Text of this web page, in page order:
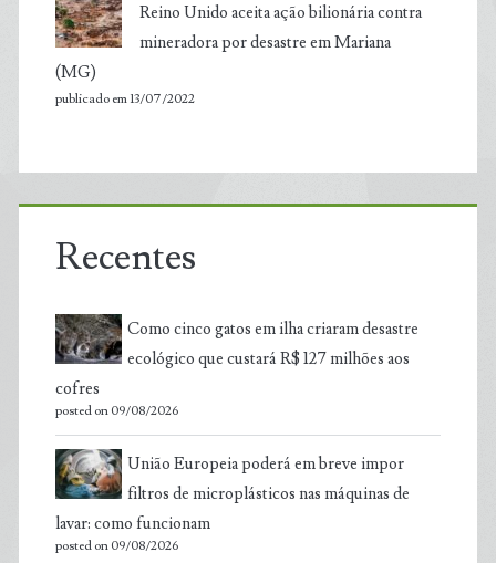
Reino Unido aceita ação bilionária contra
mineradora por desastre em Mariana
(MG)
publicado em 13/07/2022
Recentes
Como cinco gatos em ilha criaram desastre
ecológico que custará R$ 127 milhões aos
cofres
posted on 09/08/2026
União Europeia poderá em breve impor
filtros de microplásticos nas máquinas de
lavar: como funcionam
posted on 09/08/2026